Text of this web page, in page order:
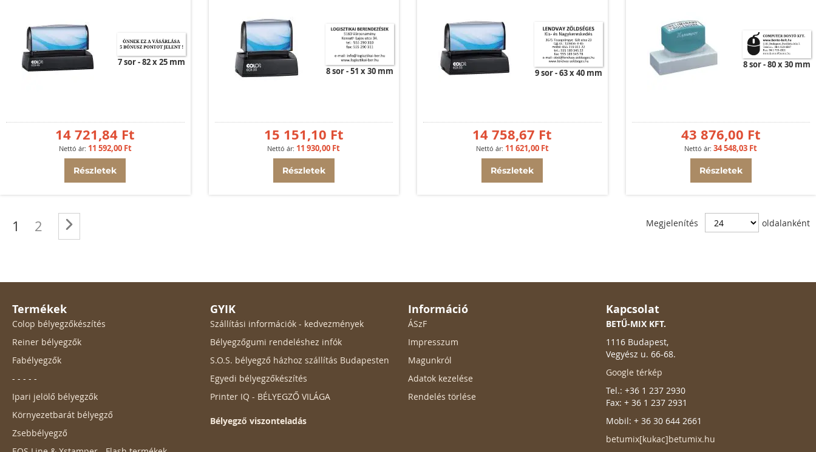
7 sor 82 x 25 mm
14 721,84 Ft
11 592,00 Ft
Részletek
8 sor 51 x 30 mm
15 151,10 Ft
11 930,00 Ft
Részletek
9 sor 63 x 40 mm
14 758,67 Ft
11 621,00 Ft
Részletek
8 sor 80 x 30 mm
43 876,00 Ft
34 548,03 Ft
Részletek
You're currently reading page
1 Oldal
2 Megjelenítés oldalanként
Termékek
Colop bélyegzőkészítés
Reiner bélyegzők
Fabélyegzők
- - - - -
Ipari jelölő bélyegzők
Környezetbarát bélyegző
Zsebbélyegző
GYIK
Szállítási információk - kedvezmények
Bélyegzőgumi rendeléshez infók
S.O.S. bélyegző házhoz szállítás Budapesten
Egyedi bélyegzőkészítés
Printer IQ - BÉLYEGZŐ VILÁGA
Bélyegző viszonteladás
Információ
ÁSzF
Impresszum
Magunkról
Adatok kezelése
Rendelés törlése
Kapcsolat
BETŰ-MIX KFT.
1116 Budapest,
Vegyész u. 66-68.
Google térkép
Tel.: +36 1 237 2930
Fax: + 36 1 237 2931
Mobil: + 36 30 644 2661
betumix[kukac]betumix.hu